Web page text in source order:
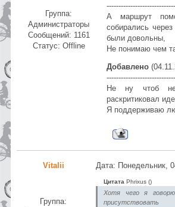
Группа:
Администраторы
Сообщений: 1161
Статус: Offline
А маршрут
собирались
были довольны,
Не понимаю чем
Добавлено
Не ну чтоб
раскритиковал
Я поддерживаю
Vitalii Дата: Понедельник,
Группа:
Цитата Phrixus ()
Хотя чего я
присутствовать